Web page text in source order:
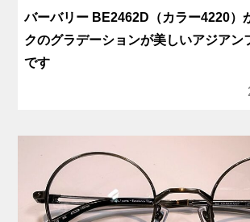
バーバリー BE2462D（カラー4220）
クのグラデーションが美しいアジアン
です